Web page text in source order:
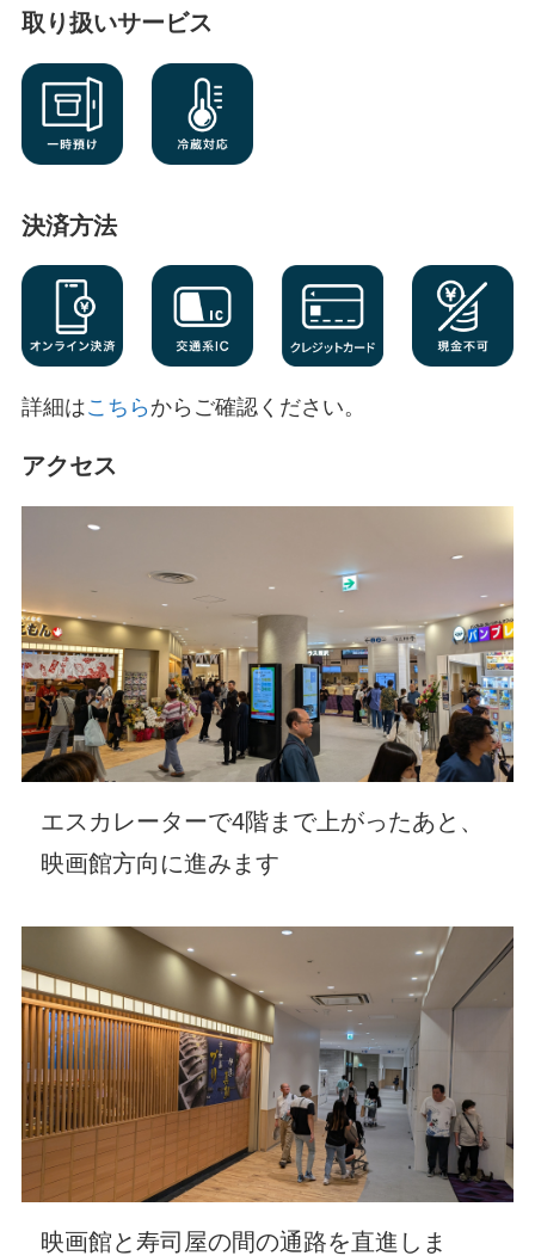
取り扱いサービス
決済方法
詳細はこちら からご確認ください。
アクセス
エスカレーターで4階まで上がったあと、
映画館方向に進みます
映画館と寿司屋の間の通路を直進しま